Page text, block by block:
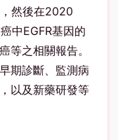
然後在2020
中EGFR基因的
等之相關報告。
期診斷、監測病
以及新藥研發等